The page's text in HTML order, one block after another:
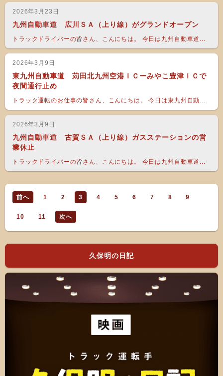
2026年3月23日
九州自動車道 広川ＳＡ（上り線）がグランドオープン
トラックドライバーの皆さん、こんにちは。 今日は九州自動車道...
2026年3月9日
東九州自動車道 苅田北九州空港ＩＣーみやこ豊津ＩＣで
夜間通行止め
トラック運転のお仕事の皆さん、こんにちは。 今日は東九州自動...
2026年3月9日
九州自動車道 古賀ＳＡ（上り線）ガスステーションの営
業休止
トラックドライバーの皆さん、こんにちは。 今日は九州自動車道...
前へ 1 2 3 4 5 6 7 8 9
10 11 次へ
久保明の日記